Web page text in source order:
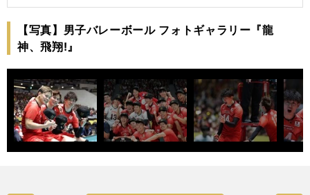
【写真】男子バレーボール フォトギャラリー『龍
神、飛翔!』